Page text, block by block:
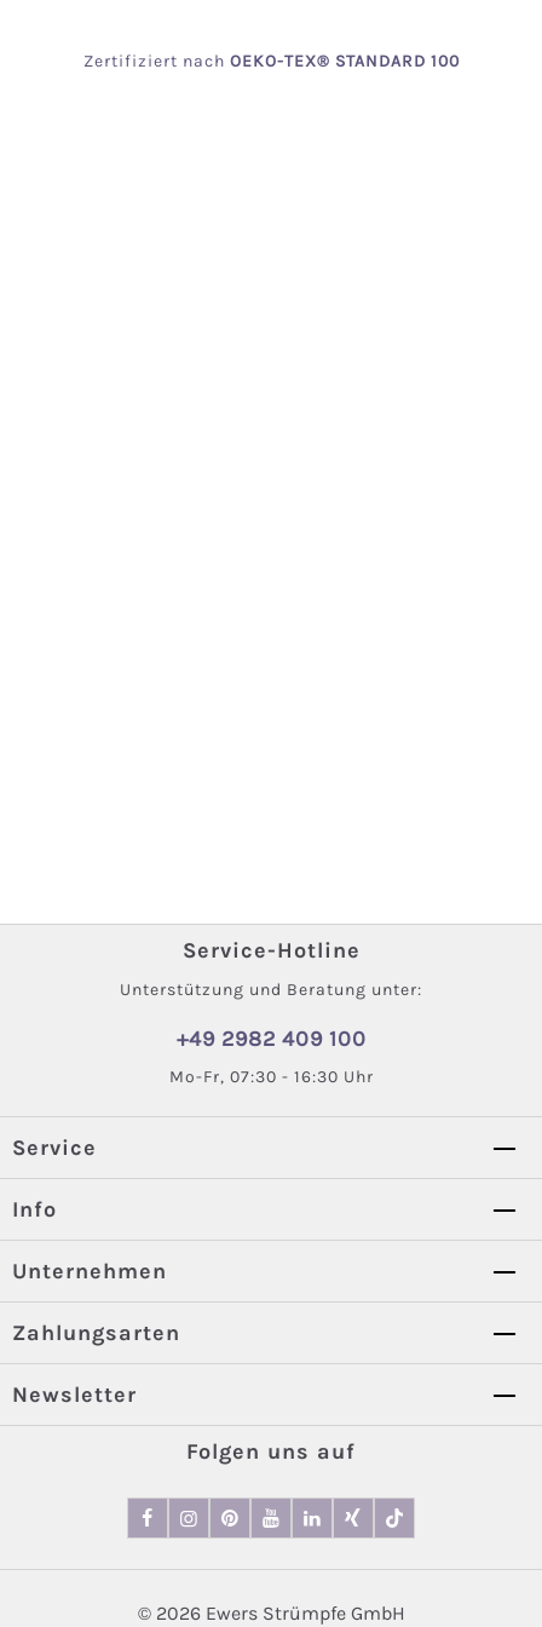
Zertifiziert nach OEKO-TEX® STANDARD 100
Service-Hotline
Unterstützung und Beratung unter:
+49 2982 409 100
Mo-Fr, 07:30 - 16:30 Uhr
Service
Info
Unternehmen
Zahlungsarten
Newsletter
Folgen uns auf
© 2026 Ewers Strümpfe GmbH